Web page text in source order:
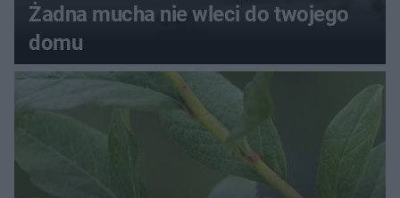
Żadna mucha nie wleci do twojego
domu